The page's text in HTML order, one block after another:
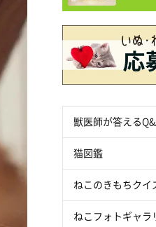
獣医師が答える
猫図鑑
ねこのきもちクイ
ねこフォトギャラ